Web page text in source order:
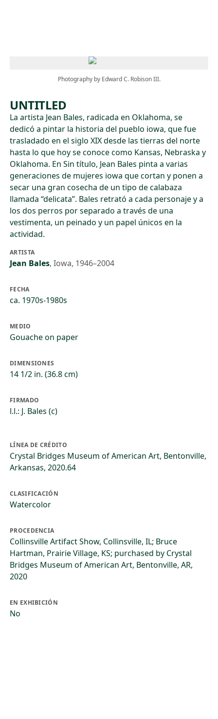
Photography by Edward C. Robison III.
UNTITLED
La artista Jean Bales, radicada en Oklahoma, se
dedicó a pintar la historia del pueblo iowa, que fue
trasladado en el siglo XIX desde las tierras del norte
hasta lo que hoy se conoce como Kansas, Nebraska y
Oklahoma. En Sin título, Jean Bales pinta a varias
generaciones de mujeres iowa que cortan y ponen a
secar una gran cosecha de un tipo de calabaza
llamada “delicata”. Bales retrató a cada personaje y a
los dos perros por separado a través de una
vestimenta, un peinado y un papel únicos en la
actividad.
ARTISTA
Jean Bales, Iowa, 1946–2004
FECHA
ca. 1970s-1980s
MEDIO
Gouache on paper
DIMENSIONES
14 1/2 in. (36.8 cm)
FIRMADO
l.l.: J. Bales (c)
LÍNEA DE CRÉDITO
Crystal Bridges Museum of American Art, Bentonville,
Arkansas, 2020.64
CLASIFICACIÓN
Watercolor
PROCEDENCIA
Collinsville Artifact Show, Collinsville, IL; Bruce
Hartman, Prairie Village, KS; purchased by Crystal
Bridges Museum of American Art, Bentonville, AR,
2020
EN EXHIBICIÓN
No